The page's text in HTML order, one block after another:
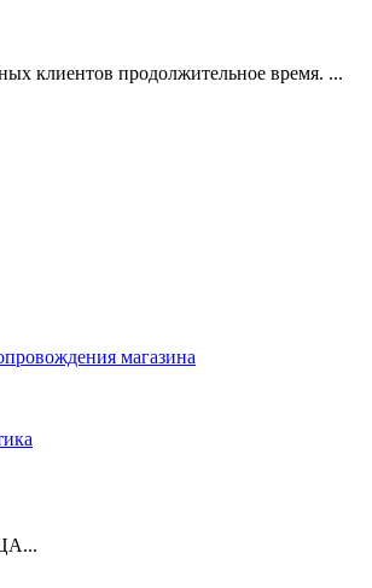
клиентов продолжительное время. ...
магазина